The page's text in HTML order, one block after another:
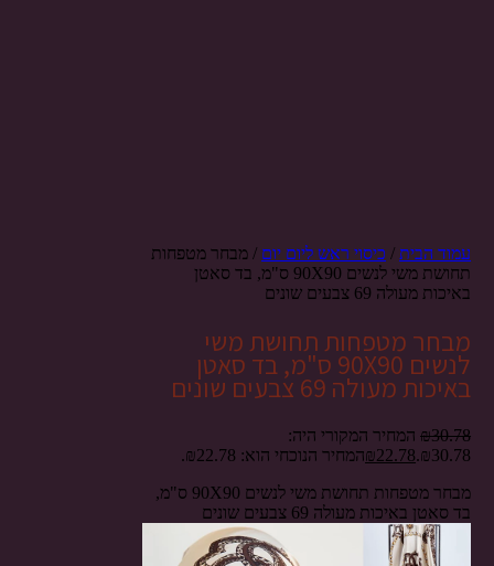
עמוד הבית/ כיסוי ראש ליום יום / מבחר מטפחות
תחושת משי לנשים 90X90 ס"מ, בד סאטן
באיכות מעולה 69 צבעים שונים
מבחר מטפחות תחושת משי
לנשים 90X90 ס"מ, בד סאטן
באיכות מעולה 69 צבעים שונים
₪30.78
המחיר המקורי היה:
₪30.78.
₪22.78
המחיר הנוכחי הוא: ₪22.78.
מבחר מטפחות תחושת משי לנשים 90X90 ס"מ,
בד סאטן באיכות מעולה 69 צבעים שונים